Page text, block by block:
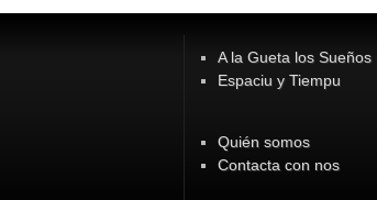
A la Gueta los Sueños
Espaciu y Tiempu
Quién somos
Contacta con nos